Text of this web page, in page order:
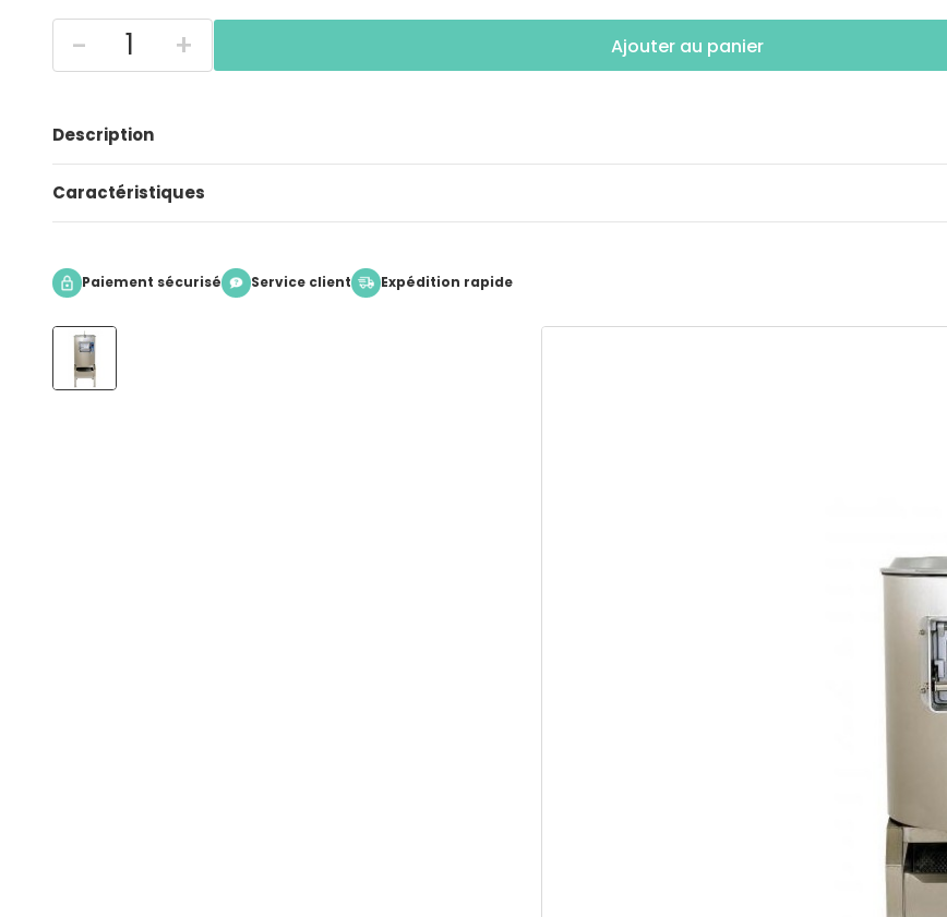
- + Ajouter au panier
Description
Caractéristiques
Paiement sécurisé Service client Expédition rapide